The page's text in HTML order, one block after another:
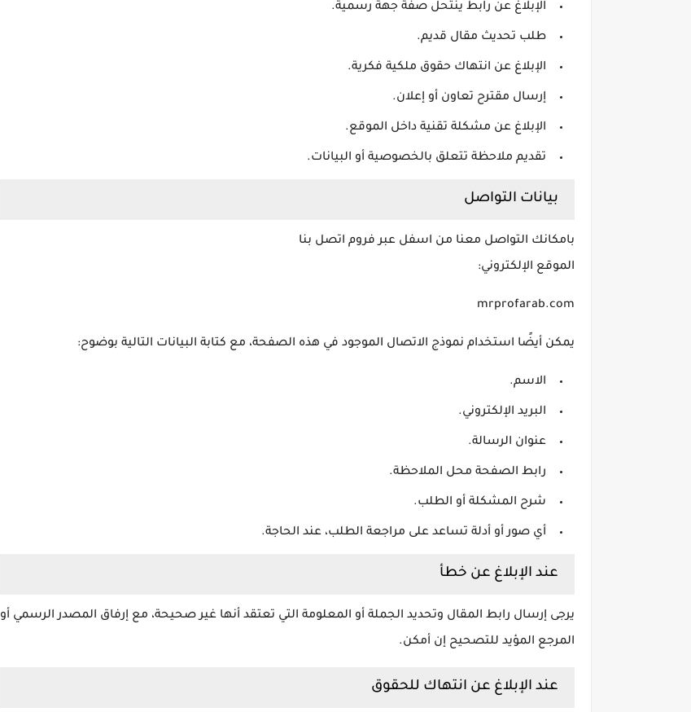
الإبلاغ عن رابط ينتحل صفة جهة رسمية.
طلب تحديث مقال قديم.
الإبلاغ عن انتهاك حقوق ملكية فكرية.
إرسال مقترح تعاون أو إعلان.
الإبلاغ عن مشكلة تقنية داخل الموقع.
تقديم ملاحظة تتعلق بالخصوصية أو البيانات.
بيانات التواصل
بامكانك التواصل معنا من اسفل عبر فروم اتصل بنا
الموقع الإلكتروني:
mrprofarab.com
يمكن أيضًا استخدام نموذج الاتصال الموجود في هذه الصفحة، مع كتابة البيانات التالية بوضوح:
الاسم.
البريد الإلكتروني.
عنوان الرسالة.
رابط الصفحة محل الملاحظة.
شرح المشكلة أو الطلب.
أي صور أو أدلة تساعد على مراجعة الطلب، عند الحاجة.
عند الإبلاغ عن خطأ
يرجى إرسال رابط المقال وتحديد الجملة أو المعلومة التي تعتقد أنها غير صحيحة، مع إرفاق المصدر الرسمي أو
المرجع المؤيد للتصحيح إن أمكن.
عند الإبلاغ عن انتهاك للحقوق